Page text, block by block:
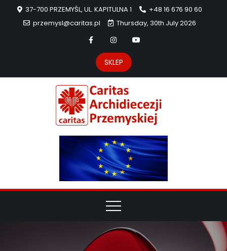
37-700 PRZEMYŚL, UL. KAPITULNA 1
+48 16 676 90 60
przemysl@caritas.pl
Thursday, 30th July 2026
SKLEP